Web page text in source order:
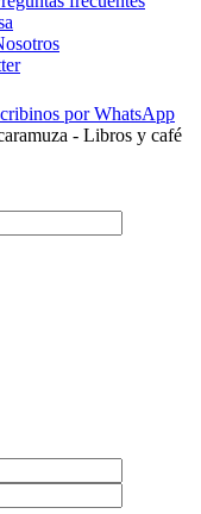
por WhatsApp
- Libros y café